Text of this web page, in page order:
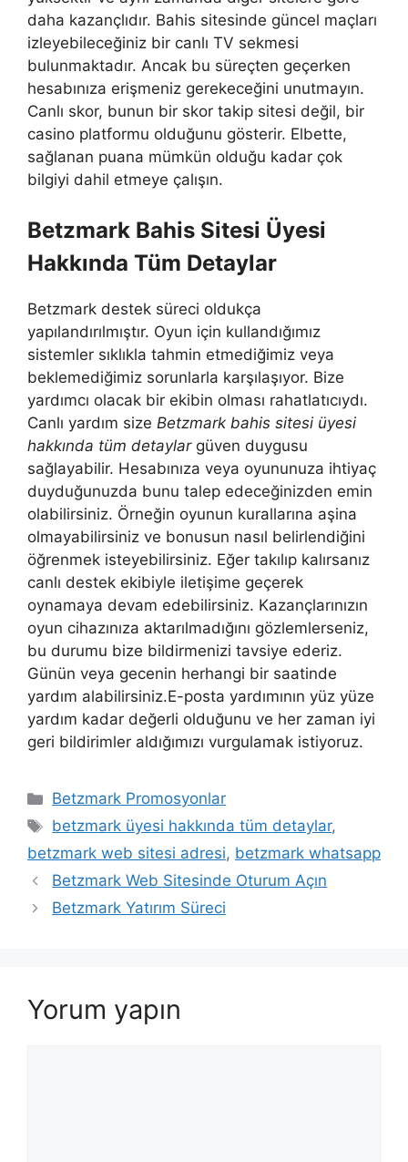
daha kazançlıdır. Bahis sitesinde güncel maçları
izleyebileceğiniz bir canlı TV sekmesi
bulunmaktadır. Ancak bu süreçten geçerken
hesabınıza erişmeniz gerekeceğini unutmayın.
Canlı skor, bunun bir skor takip sitesi değil, bir
casino platformu olduğunu gösterir. Elbette,
sağlanan puana mümkün olduğu kadar çok
bilgiyi dahil etmeye çalışın.
Betzmark Bahis Sitesi Üyesi
Hakkında Tüm Detaylar
Betzmark destek süreci oldukça
yapılandırılmıştır. Oyun için kullandığımız
sistemler sıklıkla tahmin etmediğimiz veya
beklemediğimiz sorunlarla karşılaşıyor. Bize
yardımcı olacak bir ekibin olması rahatlatıcıydı.
Canlı yardım size Betzmark bahis sitesi üyesi
hakkında tüm detaylargüven duygusu
sağlayabilir. Hesabınıza veya oyununuza ihtiyaç
duyduğunuzda bunu talep edeceğinizden emin
olabilirsiniz. Örneğin oyunun kurallarına aşina
olmayabilirsiniz ve bonusun nasıl belirlendiğini
öğrenmek isteyebilirsiniz. Eğer takılıp kalırsanız
canlı destek ekibiyle iletişime geçerek
oynamaya devam edebilirsiniz. Kazançlarınızın
oyun cihazınıza aktarılmadığını gözlemlerseniz,
bu durumu bize bildirmenizi tavsiye ederiz.
Günün veya gecenin herhangi bir saatinde
yardım alabilirsiniz.E-posta yardımının yüz yüze
yardım kadar değerli olduğunu ve her zaman iyi
geri bildirimler aldığımızı vurgulamak istiyoruz.
Kategoriler
Betzmark Promosyonlar
Etiketler
betzmark üyesi hakkında tüm detaylar,
betzmark web sitesi adresi, betzmark whatsapp
Betzmark Web Sitesinde Oturum Açın
Betzmark Yatırım Süreci
Yorum yapın